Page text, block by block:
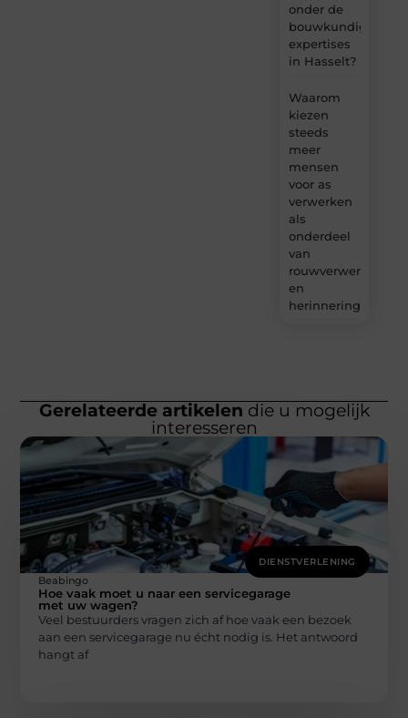
onder de
bouwkundige
expertises
in Hasselt?
Waarom
kiezen
steeds
meer
mensen
voor as
verwerken
als
onderdeel
van
rouwverwerking
en
herinnering?
Gerelateerde artikelen die u mogelijk
interesseren
DIENSTVERLENING
Beabingo
Hoe vaak moet u naar een servicegarage
met uw wagen?
Veel bestuurders vragen zich af hoe vaak een bezoek
aan een servicegarage nu écht nodig is. Het antwoord
hangt af